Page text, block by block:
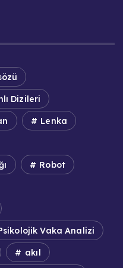
Dizileri
Lenka
Robot
Vaka Analizi
akıl